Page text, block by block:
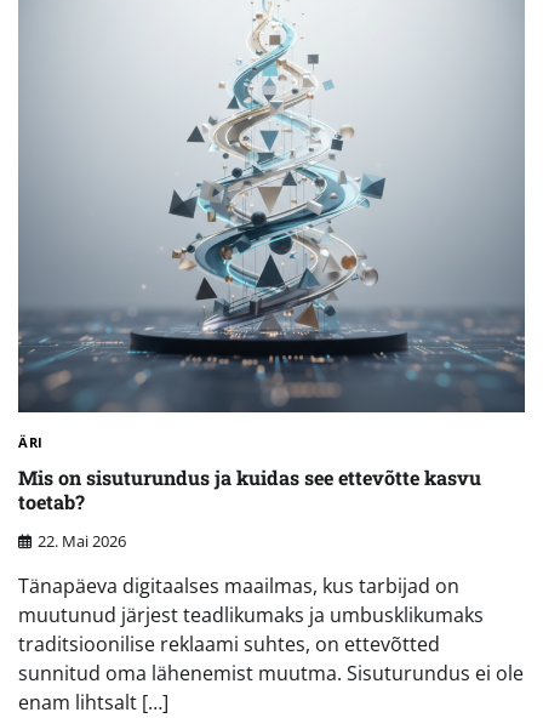
ÄRI
Mis on sisuturundus ja kuidas see ettevõtte kasvu
toetab?
22. Mai 2026
Tänapäeva digitaalses maailmas, kus tarbijad on
muutunud järjest teadlikumaks ja umbusklikumaks
traditsioonilise reklaami suhtes, on ettevõtted
sunnitud oma lähenemist muutma. Sisuturundus ei ole
enam lihtsalt […]